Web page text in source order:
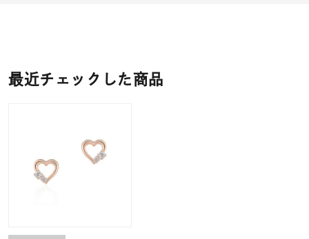
最近チェックした商品